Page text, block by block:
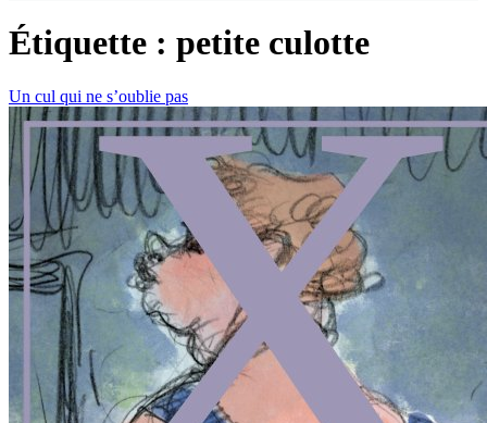
Étiquette : petite culotte
Un cul qui ne s’oublie pas